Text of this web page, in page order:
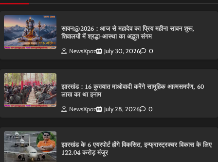
सावन@2026 : आज से महादेव का प्रिय महीना सावन शुरू,
शिवालयों में श्रद्धा-आस्था का अद्भुत संगम
NewsXpoz July 30, 2026 0
झारखंड : 16 कुख्यात माओवादी करेंगे सामूहिक आत्मसमर्पण, 60
लाख का था इनाम
NewsXpoz July 28, 2026 0
झारखंड के 6 एयरपोर्ट होंगे विकसित, इन्फ्रास्ट्रक्चर विकास के लिए
122.04 करोड़ मंजूर